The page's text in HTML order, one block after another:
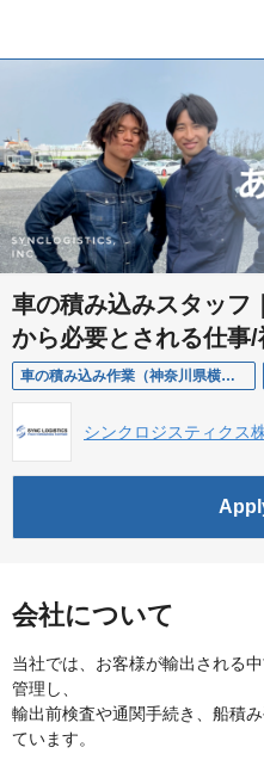
車の積み込みスタッフ
から必要とされる仕事
車の積み込み作業（神奈川県横浜市）
シンクロジスティクス
会社について
当社では、お客様が輸出される
管理し、
輸出前検査や通関手続き、船積
ています。